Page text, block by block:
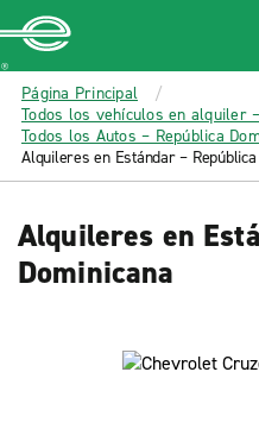
MAIN
CONTENT
Enterprise
Página Principal
Todos los vehículos en alquiler
Todos los Autos – República
Alquileres en Estándar – República
Alquileres en
Dominicana